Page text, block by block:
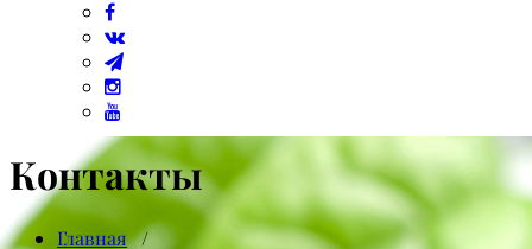
Контакты
Главная/